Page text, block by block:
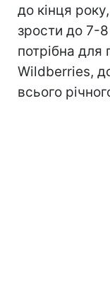
до кінця
зрости до 7-
потрібна для
Wildberries,
всього